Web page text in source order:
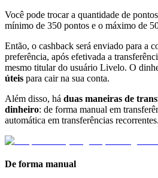
Você pode trocar a quantidade de
mínimo de 350 pontos e o máximo de
Então, o cashback será enviado para a
preferência, após efetivada a
mesmo titular do usuário Livelo. O
úteis para cair na sua conta.
Além disso, há duas maneiras de
dinheiro: de forma manual em
automática em transferências recorrentes.
De forma manual